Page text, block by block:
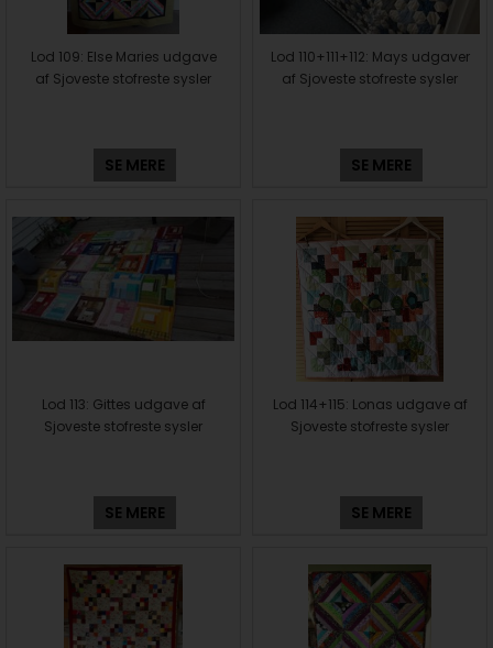
Lod 109: Else Maries udgave
af Sjoveste stofreste sysler
SE MERE
Lod 110+111+112: Mays udgaver
af Sjoveste stofreste sysler
SE MERE
Lod 113: Gittes udgave af
Sjoveste stofreste sysler
SE MERE
Lod 114+115: Lonas udgave af
Sjoveste stofreste sysler
SE MERE